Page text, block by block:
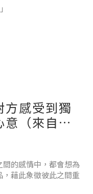
一起戴！
方感受到獨
（來自
的感情中，都會想為
藉此象徵彼此之間重